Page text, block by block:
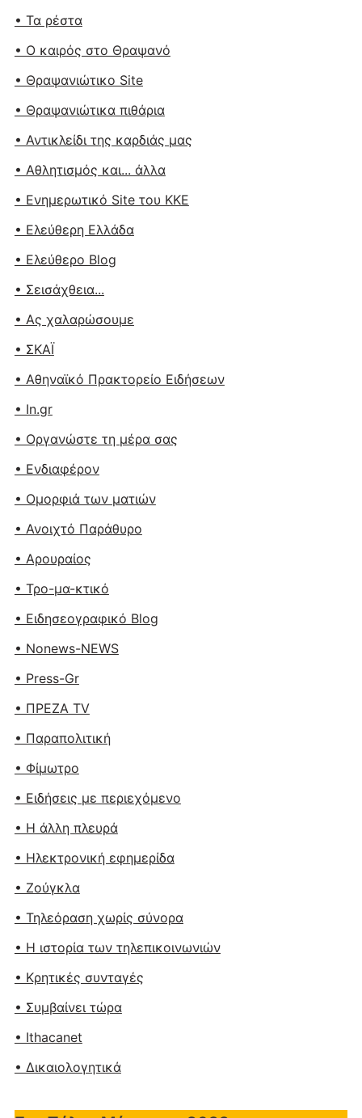
• Τα ρέστα
• Ο καιρός στο Θραψανό
• Θραψανιώτικο Site
• Θραψανιώτικα πιθάρια
• Αντικλείδι της καρδιάς μας
• Αθλητισμός και... άλλα
• Ενημερωτικό Site του ΚΚΕ
• Ελεύθερη Ελλάδα
• Ελεύθερο Blog
• Σεισάχθεια...
• Ας χαλαρώσουμε
• ΣΚΑΪ
• Αθηναϊκό Πρακτορείο Ειδήσεων
• In.gr
• Οργανώστε τη μέρα σας
• Ενδιαφέρον
• Ομορφιά των ματιών
• Ανοιχτό Παράθυρο
• Αρουραίος
• Τρο-μα-κτικό
• Ειδησεογραφικό Blog
• Nonews-NEWS
• Press-Gr
• ΠΡΕΖΑ TV
• Παραπολιτική
• Φίμωτρο
• Ειδήσεις με περιεχόμενο
• Η άλλη πλευρά
• Ηλεκτρονική εφημερίδα
• Ζούγκλα
• Τηλεόραση χωρίς σύνορα
• Η ιστορία των τηλεπικοινωνιών
• Κρητικές συνταγές
• Συμβαίνει τώρα
• Ithacanet
• Δικαιολογητικά